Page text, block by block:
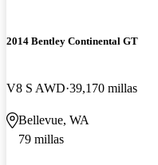
2014 Bentley Continental GT
V8 S AWD 39,170 millas
Bellevue, WA
79 millas